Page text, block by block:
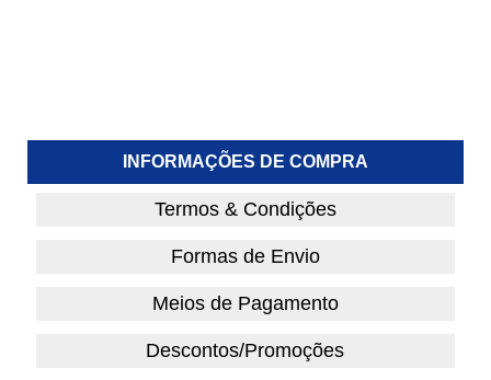
INFORMAÇÕES DE COMPRA
Termos & Condições
Formas de Envio
Meios de Pagamento
Descontos/Promoções